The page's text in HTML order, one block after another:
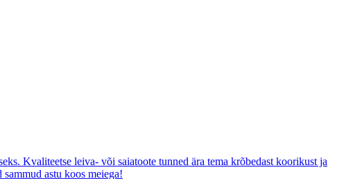
Kvaliteetse leiva- või saiatoote tunned ära tema krõbedast koorikust ja
astu koos meiega!